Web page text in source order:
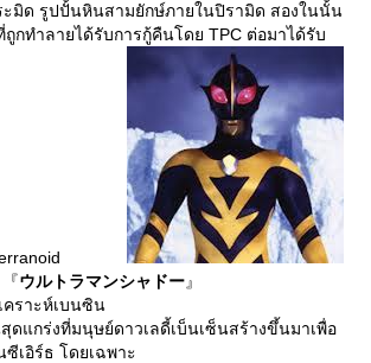
ะมิด รูปปั้นหินสามยักษ์ภายในปิรามิด สองในนั้น
ถูกทำลายได้รับการกู้คืนโดย TPC ต่อมาได้รับ
Terranoid
『ウルトラマンシャドー』
คราะห์เบนซิน
แกร่งที่มนุษย์ดาวเลดี้เบ็นเซ็นสร้างขึ้นมาเพื่อ
แมนซีเอิร์ธ โดยเฉพาะ